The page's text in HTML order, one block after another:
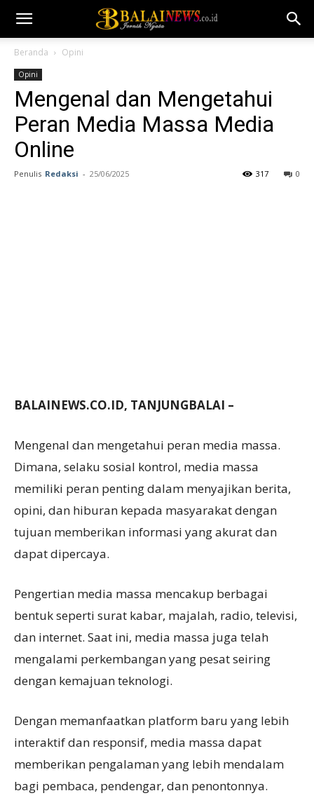
Beranda Opini
Opini
Mengenal dan Mengetahui
Peran Media Massa Media
Online
Penulis Redaksi - 25/06/2025 0
317
BALAINEWS.CO.ID, TANJUNGBALAI –
Mengenal dan mengetahui peran media massa.
Dimana, selaku sosial kontrol, media massa
memiliki peran penting dalam menyajikan berita,
opini, dan hiburan kepada masyarakat dengan
tujuan memberikan informasi yang akurat dan
dapat dipercaya.
Pengertian media massa mencakup berbagai
bentuk seperti surat kabar, majalah, radio, televisi,
dan internet. Saat ini, media massa juga telah
mengalami perkembangan yang pesat seiring
dengan kemajuan teknologi.
Dengan memanfaatkan platform baru yang lebih
interaktif dan responsif, media massa dapat
memberikan pengalaman yang lebih mendalam
bagi pembaca, pendengar, dan penontonnya.